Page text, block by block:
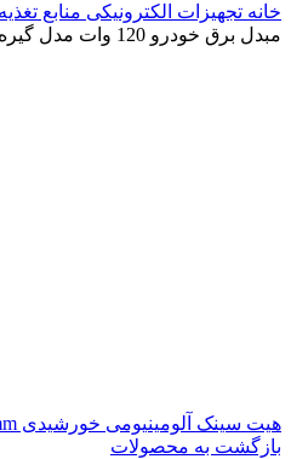
خانه تجهیزات الکترونیکی منابع
مبدل برق خودرو 120 وات مدل گیره ای
هیت سینک آلومینیومی خورشیدی 120x50mm
بازگشت به محصولات